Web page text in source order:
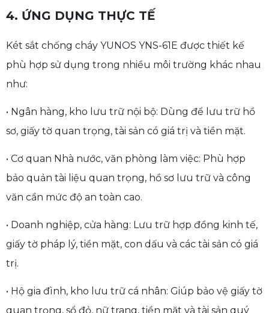
4. ỨNG DỤNG THỰC TẾ
Két sắt chống cháy YUNOS YNS-61E được thiết kế
phù hợp sử dụng trong nhiều môi trường khác nhau
như:
• Ngân hàng, kho lưu trữ nội bộ: Dùng để lưu trữ hồ
sơ, giấy tờ quan trọng, tài sản có giá trị và tiền mặt.
• Cơ quan Nhà nước, văn phòng làm việc: Phù hợp
bảo quản tài liệu quan trọng, hồ sơ lưu trữ và công
văn cần mức độ an toàn cao.
• Doanh nghiệp, cửa hàng: Lưu trữ hợp đồng kinh tế,
giấy tờ pháp lý, tiền mặt, con dấu và các tài sản có giá
trị.
• Hộ gia đình, kho lưu trữ cá nhân: Giúp bảo vệ giấy tờ
quan trọng, sổ đỏ, nữ trang, tiền mặt và tài sản quý